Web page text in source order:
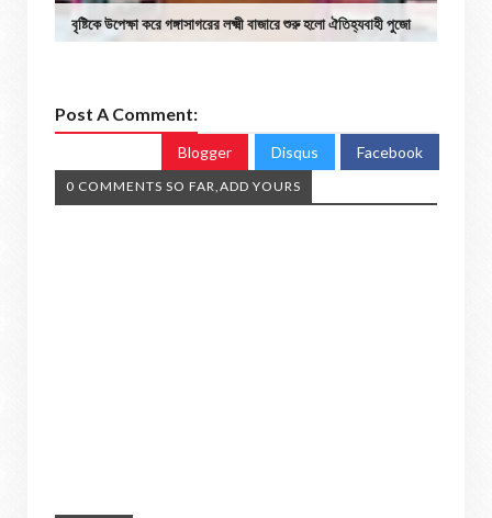
বৃষ্টিকে উপেক্ষা করে গঙ্গাসাগরের লক্ষ্মী বাজারে শুরু হলো ঐতিহ্যবাহী পুজো
Post A Comment:
Blogger Disqus Facebook
0 COMMENTS SO FAR,ADD YOURS